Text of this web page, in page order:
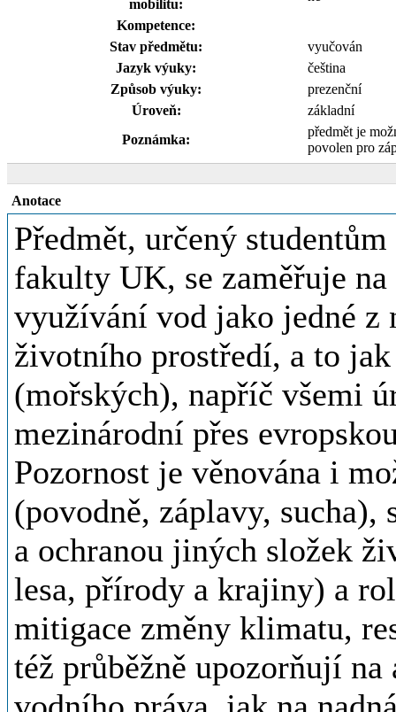
mobilitu:
Kompetence:
Stav předmětu:
vyučován
Jazyk výuky:
čeština
Způsob výuky:
prezenční
Úroveň:
základní
Poznámka:
předmět je
povolen pro
Anotace
Předmět, určený
fakulty UK, se zaměřuje
využívání vod jako jedné z
životního prostředí, a to
(mořských), napříč všemi
mezinárodní přes
Pozornost je věnována i
(povodně, záplavy,
a ochranou jiných složek
lesa, přírody a krajiny) a
mitigace změny klimatu,
též průběžně upozorňují